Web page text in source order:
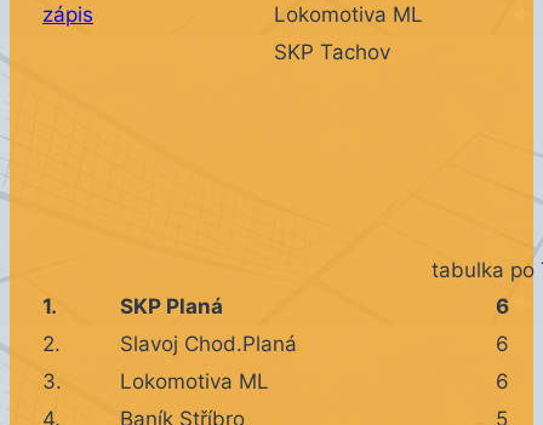
zápis
Lokomotiva ML
SKP Tachov
tabulka po
1.
SKP Planá
6
2.
Slavoj Chod.Planá
6
3.
Lokomotiva ML
6
4.
Baník Stříbro
5